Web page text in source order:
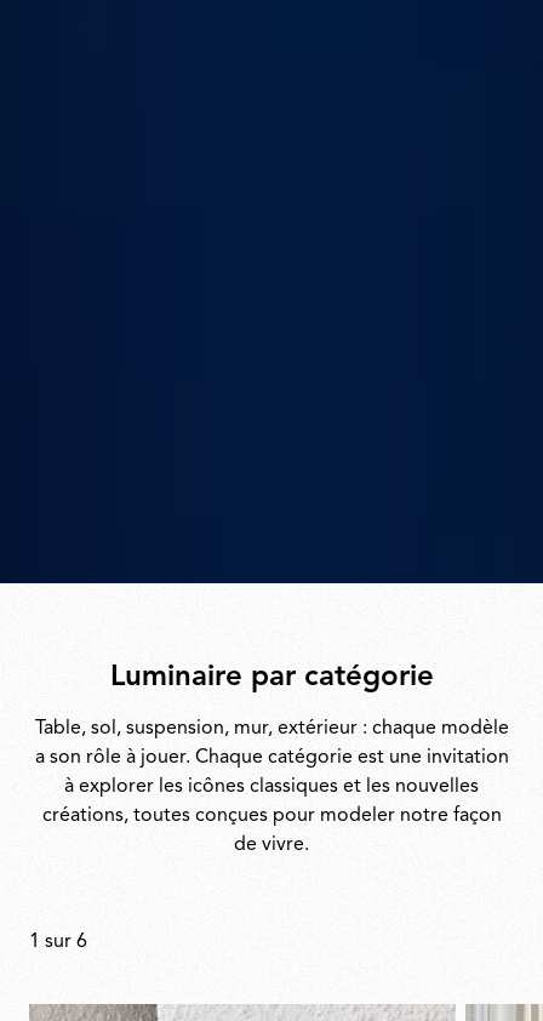
Luminaire par catégorie
Table, sol, suspension, mur, extérieur : chaque modèle
a son rôle à jouer. Chaque catégorie est une invitation
à explorer les icônes classiques et les nouvelles
créations, toutes conçues pour modeler notre façon
de vivre.
1 sur 6